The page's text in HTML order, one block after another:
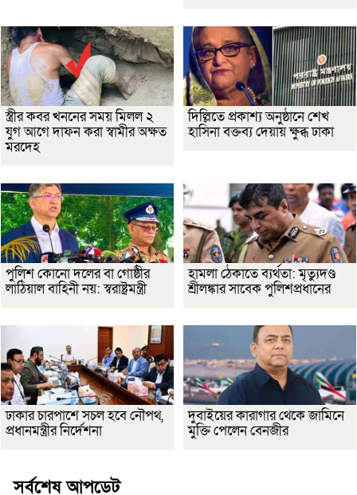
স্ত্রীর কবর খননের সময় মিলল ২
যুগ আগে দাফন করা স্বামীর অক্ষত
মরদেহ
দিল্লিতে প্রকাশ্য অনুষ্ঠানে শেখ
হাসিনা বক্তব্য দেয়ায় ক্ষুব্ধ ঢাকা
পুলিশ কোনো দলের বা গোষ্ঠীর
লাঠিয়াল বাহিনী নয়: স্বরাষ্ট্রমন্ত্রী
হামলা ঠেকাতে ব্যর্থতা: মৃত্যুদণ্ড
শ্রীলঙ্কার সাবেক পুলিশপ্রধানের
ঢাকার চারপাশে সচল হবে নৌপথ,
প্রধানমন্ত্রীর নির্দেশনা
দুবাইয়ের কারাগার থেকে জামিনে
মুক্তি পেলেন বেনজীর
সর্বশেষ আপডেট